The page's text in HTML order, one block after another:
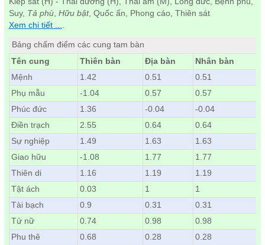
Suy, Tả phù, Hữu bật, Quốc ấn, Phong cáo, Thiên sát
Xem chi tiết ...
Bảng chấm điểm các cung tam bàn
Tên cung
Thiên bàn Địa bàn
Nhân bàn
Mệnh
1.42 0.51
0.51
Phụ mẫu
-1.04 0.57
0.57
Phúc đức
1.36 -0.04
-0.04
Điền trạch
2.55 0.64
0.64
Sự nghiệp
1.49 1.63
1.63
Giao hữu
-1.08 1.77
1.77
Thiên di
1.16 1.19
1.19
Tật ách
0.03 1
1
Tài bạch
0.9 0.31
0.31
Tử nữ
0.74 0.98
0.98
Phu thê
0.68 0.28
0.28